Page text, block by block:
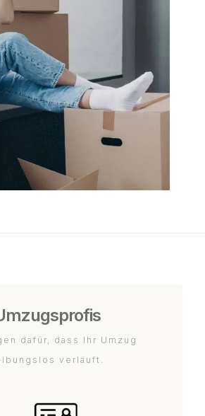
dafür, dass Ihr Umzug
verläuft.